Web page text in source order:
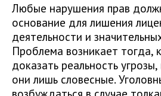
Любые нарушения прав
основание для лишения
деятельности и
Проблема возникает тогда,
доказать реальность
они лишь словесные.